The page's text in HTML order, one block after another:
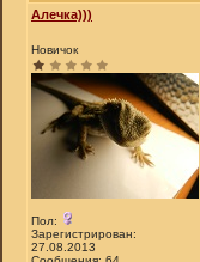
Алечка)))
Новичок
Пол:
Зарегистрирован:
27.08.2013